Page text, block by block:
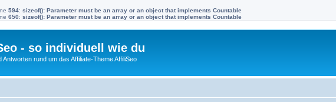
594: sizeof(): Parameter must be an array or an object that implements Countable
650: sizeof(): Parameter must be an array or an object that implements Countable
- so individuell wie du
Antworten rund um das Affiliate-Theme AffiliSeo